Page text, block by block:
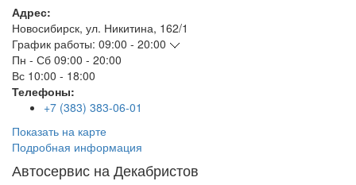
Адрес:
Новосибирск, ул. Никитина, 162/1
График работы: 09:00 - 20:00
Пн - Сб 09:00 - 20:00
Вс 10:00 - 18:00
Телефоны:
+7 (383) 383-06-01
Показать на карте
Подробная информация
Автосервис на Декабристов